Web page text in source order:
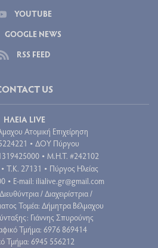
YOUTUBE
GOOGLE NEWS
RSS FEED
US
ΗΛΕΙΑ LIVE
Ατομική Επιχείρηση
• ΔΟΥ Πύργου
• Μ.Η.Τ. #242102
• Τ.Κ. 27131 • Πύργος Ηλείας
• E-mail: ilialive.gr@gmail.com
/ Διαχειρίστρια /
Τομέα: Δήμητρα Βέλμαχου
Γιάννης Σπυρούνης
Τμήμα: 6976 869414
Τμήμα: 6945 556212